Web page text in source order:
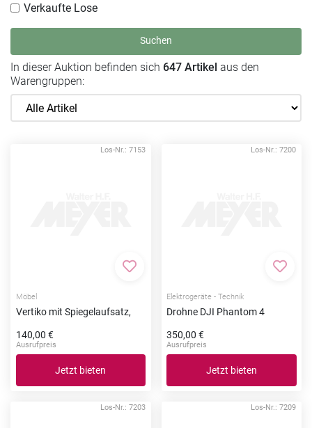
Verkaufte Lose
Suchen
In dieser Auktion befinden sich 647 Artikel aus den
Warengruppen:
Los-Nr.: 7153
Zur Merkliste hinzufügen
Möbel
Vertiko mit Spiegelaufsatz,
140,00 €
Ausrufpreis
Jetzt bieten
Los-Nr.: 7200
Zur
Elektrogeräte - Technik
Drohne DJI Phantom 4
350,00 €
Ausrufpreis
Jetzt bieten
Los-Nr.: 7203 Los-Nr.: 7209